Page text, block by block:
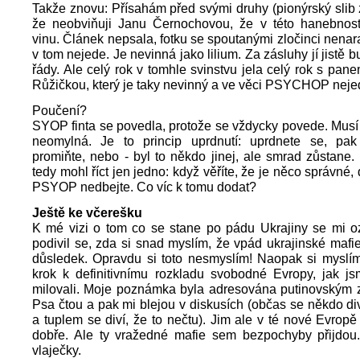
Takže znovu: Přísahám před svými druhy (pionýrský slib
že neobviňuji Janu Černochovou, že v této
vinu. Článek nepsala, fotku se spoutanými zločinci
v tom nejede. Je nevinná jako lilium. Za zásluhy jí jistě
řády. Ale celý rok v tomhle svinstvu jela celý rok s
Růžičkou, který je taky nevinný a ve věci PSYCHOP
Poučení?
SYOP finta se povedla, protože se vždycky povede.
neomylná. Je to princip uprdnutí: uprdnete se,
promiňte, nebo - byl to někdo jinej, ale smrad zůstane.
tedy mohl říct jen jedno: když věříte, že je něco správné,
PSYOP nedbejte. Co víc k tomu dodat?
Ještě ke včerešku
K mé vizi o tom co se stane po pádu Ukrajiny se mi
podivil se, zda si snad myslím, že vpád ukrajinské
důsledek. Opravdu si toto nesmyslím! Naopak si
krok k definitivnímu rozkladu svobodné Evropy, jak
milovali. Moje poznámka byla adresována putinovským
Psa čtou a pak mi blejou v diskusích (občas se někdo
a tuplem se diví, že to nečtu). Jim ale v té nové
dobře. Ale ty vražedné mafie sem bezpochyby
vlaječky.